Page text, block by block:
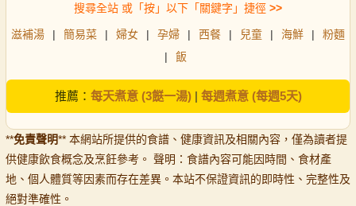
搜尋全站 或「按」以下「關鍵字」捷徑 >>
滋補湯 | 簡易菜 | 婦女 | 孕婦 | 西餐 | 兒童 | 海鮮 |
粉麵
|
飯
推薦： 每天煮意 (3餸一湯)| 每週煮意 (每週5天)
**免責聲明** 本網站所提供的食譜、健康資訊及相關內容，僅為讀者提
供健康飲食概念及烹飪參考。 聲明：食譜內容可能因時間、食材產
地、個人體質等因素而存在差異。本站不保證資訊的即時性、完整性及
絕對準確性。